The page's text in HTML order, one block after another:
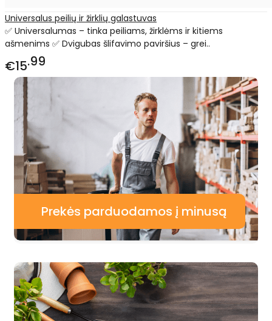
Universalus peilių ir žirklių galastuvas
✅ Universalumas – tinka peiliams, žirklėms ir kitiems
ašmenims ✅ Dvigubas šlifavimo paviršius – grei..
€15 99
Prekės parduodamos į minusą